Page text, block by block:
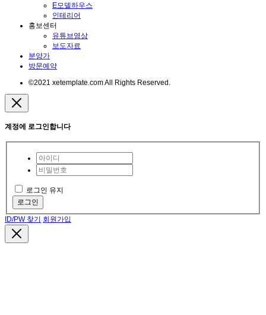
E모델하우스
인테리어
홍보센터
유튜브영상
보도자료
분양가
방문예약
©2021 xetemplate.com All Rights Reserved.
계정에 로그인합니다
로그인 유지
로그인
ID/PW 찾기 회원가입